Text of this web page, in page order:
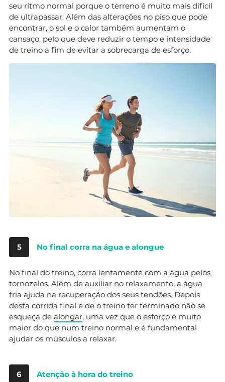
seu ritmo normal porque o terreno é muito mais difícil
de ultrapassar. Além das alterações no piso que pode
encontrar, o sol e o calor também aumentam o
cansaço, pelo que deve reduzir o tempo e intensidade
de treino a fim de evitar a sobrecarga de esforço.
5 No final corra na água e alongue
No final do treino, corra lentamente com a água pelos
tornozelos. Além de auxiliar no relaxamento, a água
fria ajuda na recuperação dos seus tendões. Depois
desta corrida final e de o treino ter terminado não se
esqueça de alongar, uma vez que o esforço é muito
maior do que num treino normal e é fundamental
ajudar os músculos a relaxar.
6 Atenção à hora do treino